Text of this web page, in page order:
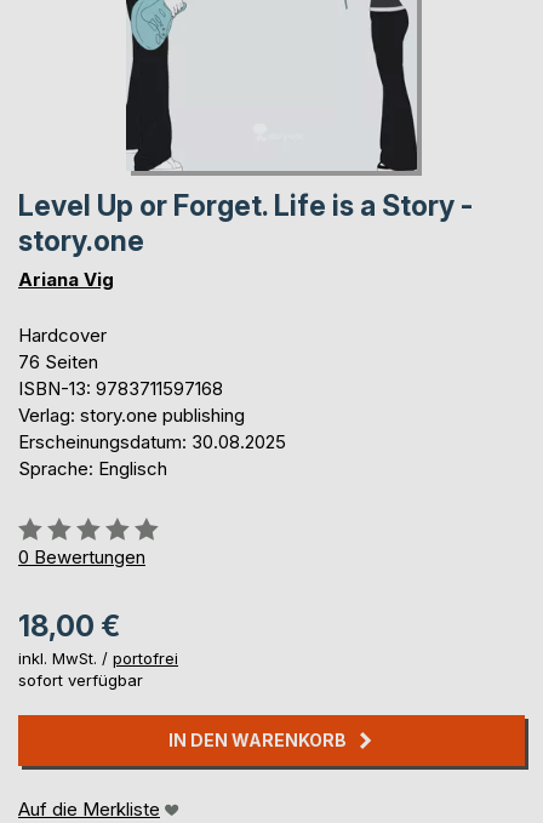
Level Up or Forget. Life is a Story -
story.one
Ariana Vig
Hardcover
76 Seiten
ISBN-13: 9783711597168
Verlag: story.one publishing
Erscheinungsdatum: 30.08.2025
Sprache: Englisch
Bewertung::
0%
0 Bewertungen
18,00 €
inkl. MwSt. / portofrei
sofort verfügbar
IN DEN WARENKORB
Auf die Merkliste